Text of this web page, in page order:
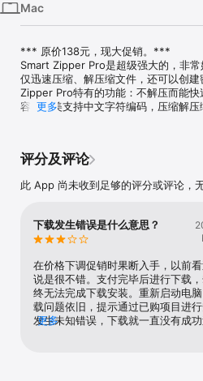
Mac
*** 原价138元，现大促销。***
Smart Zipper Pro是超级强大的，非
仅迅速压缩、解压缩文件，还可以创
Zipper Pro特有的功能：不解压而能
容；完美支持中文字符编码，压缩解压
StuffIt, Lzma, Tar, Gzip, Bzip2, PAX,
够解压。
• 智能创建压缩包。 可创建格式如7z,
包；并支持6种不同的压缩等级: 无压
压缩、最大压缩、极限压缩。
• 修改现有压缩包:  随时可以添加新
除任何文件，而再也不需要先解压,再
对快文档进行编辑并更新到压缩包。
更多
评分及评论
此 App 尚未收到足够的评分或评论，
下载发生错误是什么意思？
在价格下调促销时果断入手，以前看
说是很不错。支付完毕后进行下载
终无法完成下载安装。重新启动电
载问题依旧，提示通过已购项目进
发生未知错误，下载就一直没有成功
更多